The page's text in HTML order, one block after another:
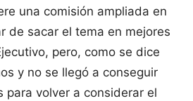
una comisión ampliada en
de sacar el tema en mejores
pero, como se dice
y no se llegó a conseguir
para volver a considerar el